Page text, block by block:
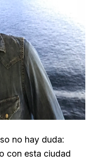
no hay duda:
con esta ciudad